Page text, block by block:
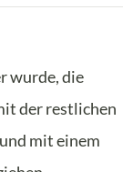
wurde, die
der restlichen
mit einem